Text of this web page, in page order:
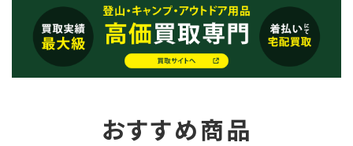
おすすめ商品